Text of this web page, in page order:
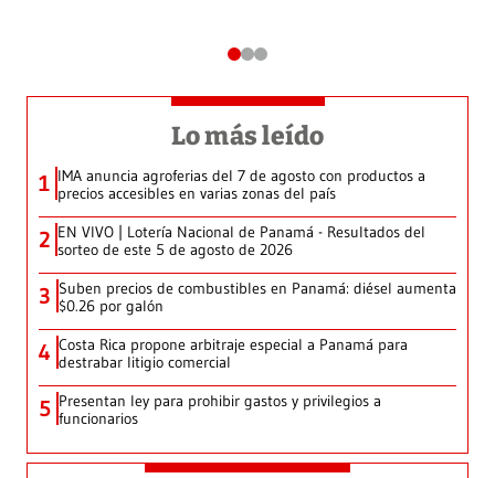
Lo más leído
1 IMA anuncia agroferias del 7 de agosto con productos a
precios accesibles en varias zonas del país
2 EN VIVO | Lotería Nacional de Panamá - Resultados del
sorteo de este 5 de agosto de 2026
3 Suben precios de combustibles en Panamá: diésel aumenta
$0.26 por galón
4 Costa Rica propone arbitraje especial a Panamá para
destrabar litigio comercial
5 Presentan ley para prohibir gastos y privilegios a
funcionarios